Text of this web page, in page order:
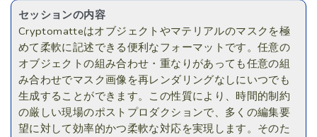
セッションの内容
Cryptomatteはオブジェクトやマテリアルのマスクを極
めて柔軟に記述できる便利なフォーマットです。任意の
オブジェクトの組み合わせ・重なりがあっても任意の組
み合わせでマスク画像を再レンダリングなしにいつでも
生成することができます。この性質により、時間的制約
の厳しい現場のポストプロダクションで、多くの編集要
望に対して効率的かつ柔軟な対応を実現します。そのた